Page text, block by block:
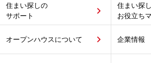
住まい探しの
サポート
住まい探
お役立ち
オープンハウスについて 企業情報